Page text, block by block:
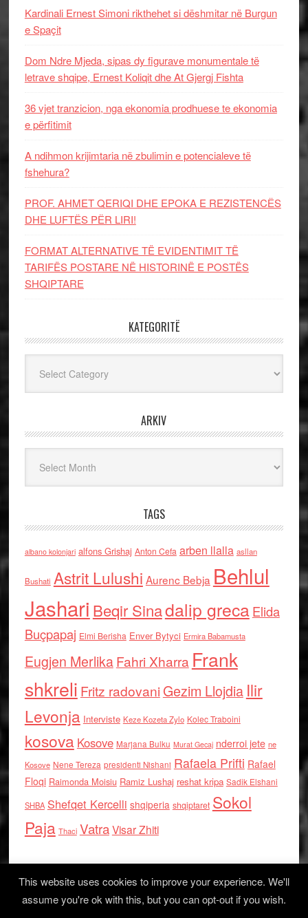
Kardinali Ernest Simoni rikthehet si dëshmitar në Burgun
e Spaçit
Dom Ndre Mjeda, sipas dy figurave monumentale të
letrave shqipe, Ernest Koliqit dhe At Gjergj Fishta
36 vjet tranzicion, nga ekonomia prodhuese te ekonomia
e përfitimit
A ndihmon krijimtaria në zbulimin e potencialeve të
fshehura?
PROF. AHMET QERIQI DHE EPOKA E REZISTENCЁS
DHE LUFTЁS PЁR LIRI!
FORMAT ALTERNATIVE TË EVIDENTIMIT TË
TARIFËS POSTARE NË HISTORINË E POSTËS
SHQIPTARE
KATEGORITË
ARKIV
TAGS
albano kolonjari alfons Grishaj Anton Cefa arben llalla asllan
Bushati Astrit Lulushi Aurenc Bebja Behlul
Jashari Beqir Sinadalip grecaElida
Buçpapaj Elmi Berisha Enver Bytyci Ermira Babamusta
Eugjen MerlikaFahri Xharra Frank
shkreli Fritz radovaniGezim Llojdia Ilir
Levonja Interviste Keze Kozeta Zylo Kolec Traboini
kosova Kosove Marjana Bulku Murat Gecaj nderroi jete ne
Kosove Nene Tereza presidenti Nishani Rafaela Prifti Rafael
Floqi Raimonda Moisiu Ramiz Lushaj reshat kripa Sadik Elshani
SHBA Shefqet Kercelli shqiperia shqiptaret Sokol
Paja Thaci VatraVisar Zhiti
This website uses cookies to improve your experience. We'll
assume you're ok with this, but you can opt-out if you wish.